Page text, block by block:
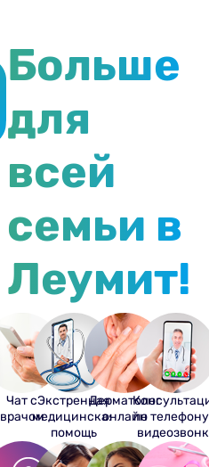
Больше
для
всей
семьи в
Леумит!
Чат с
врачом
Экстренная
медицинская
помощь
Дерматолог
онлайн
по